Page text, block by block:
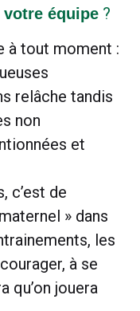
équipe ?
à tout moment :
relâche tandis
non
et
c’est de
» dans
les
à se
qu’on jouera